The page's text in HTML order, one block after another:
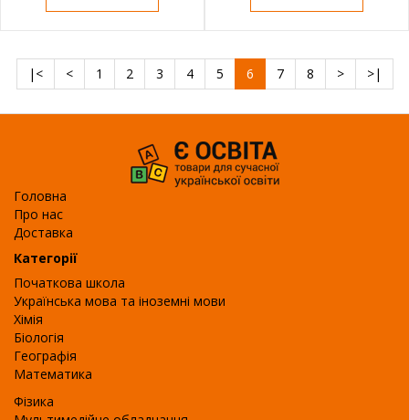
|< < 1 2 3 4 5 6 7 8 > >|
Головна
Про нас
Доставка
Категорії
Початкова школа
Українська мова та іноземні мови
Хімія
Біологія
Географія
Математика
Фізика